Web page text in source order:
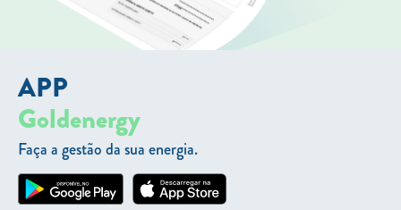
APP
Goldenergy
Faça a gestão da sua energia.